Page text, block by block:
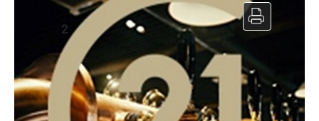
BarBrasserie à vendre
2- Loire-Atlantique - 44
Ref: 37418344
182 820 €